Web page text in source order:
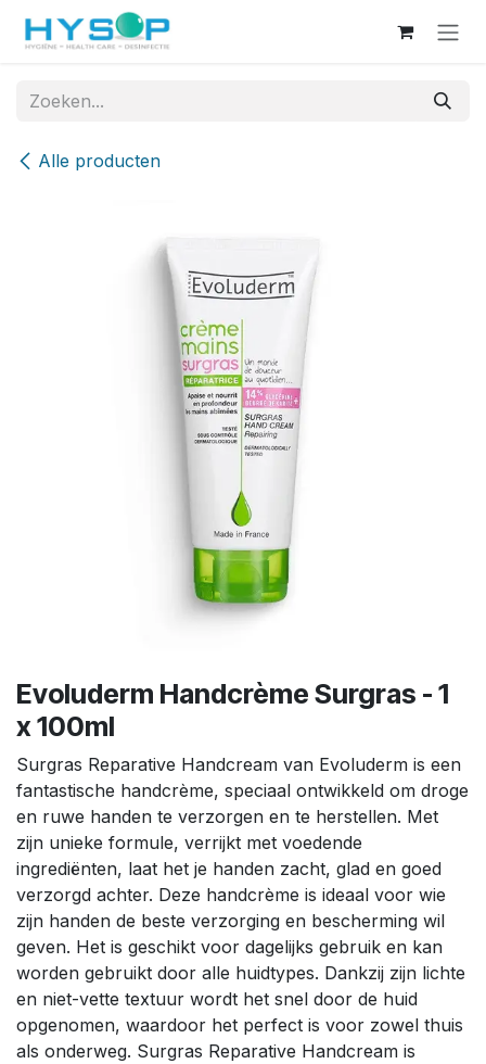
Overslaan naar inhoud
Alle producten
Evoluderm Handcrème Surgras - 1
x 100ml
Surgras Reparative Handcream van Evoluderm is een
fantastische handcrème, speciaal ontwikkeld om droge
en ruwe handen te verzorgen en te herstellen. Met
zijn unieke formule, verrijkt met voedende
ingrediënten, laat het je handen zacht, glad en goed
verzorgd achter. Deze handcrème is ideaal voor wie
zijn handen de beste verzorging en bescherming wil
geven. Het is geschikt voor dagelijks gebruik en kan
worden gebruikt door alle huidtypes. Dankzij zijn lichte
en niet-vette textuur wordt het snel door de huid
opgenomen, waardoor het perfect is voor zowel thuis
als onderweg. Surgras Reparative Handcream is